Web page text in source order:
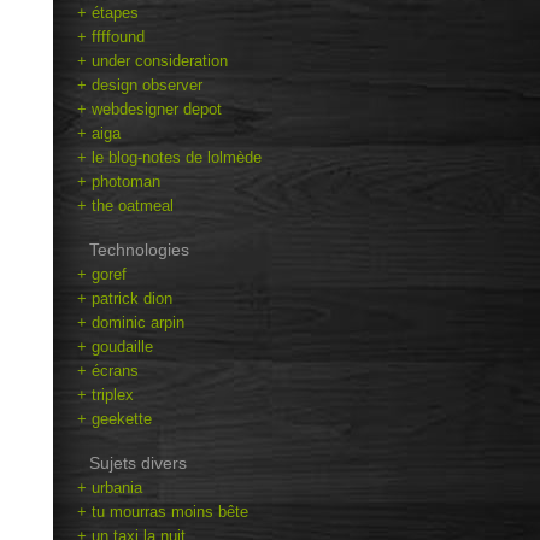
+ étapes
+ ffffound
+ under consideration
+ design observer
+ webdesigner depot
+ aiga
+ le blog-notes de lolmède
+ photoman
+ the oatmeal
Technologies
+ goref
+ patrick dion
+ dominic arpin
+ goudaille
+ écrans
+ triplex
+ geekette
Sujets divers
+ urbania
+ tu mourras moins bête
+ un taxi la nuit